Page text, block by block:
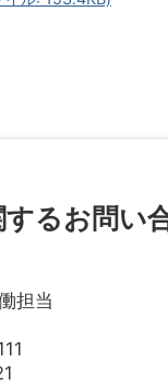
るお問い
担当